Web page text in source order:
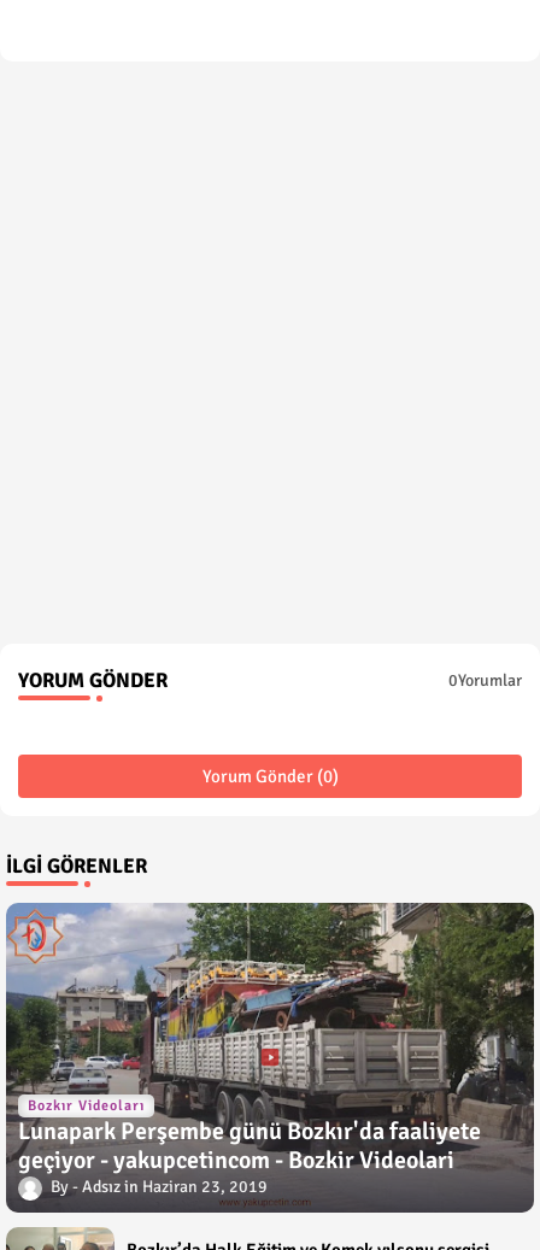
YORUM GÖNDER 0Yorumlar
Yorum Gönder (0)
İLGI GÖRENLER
Bozkır Videoları
Lunapark Perşembe günü Bozkır'da faaliyete
geçiyor - yakupcetincom - Bozkir Videolari
Adsız Haziran 23, 2019